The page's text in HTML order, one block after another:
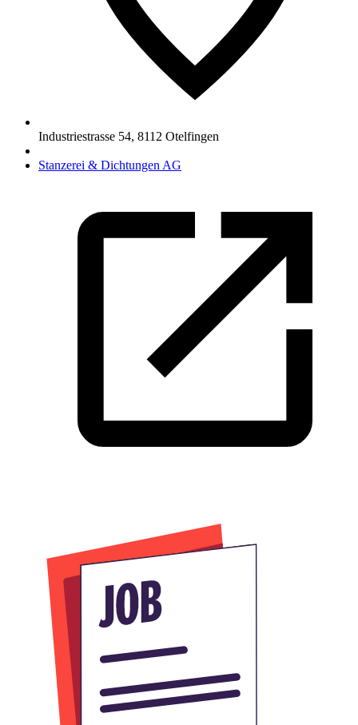
Industriestrasse 54, 8112 Otelfingen
Stanzerei & Dichtungen AG